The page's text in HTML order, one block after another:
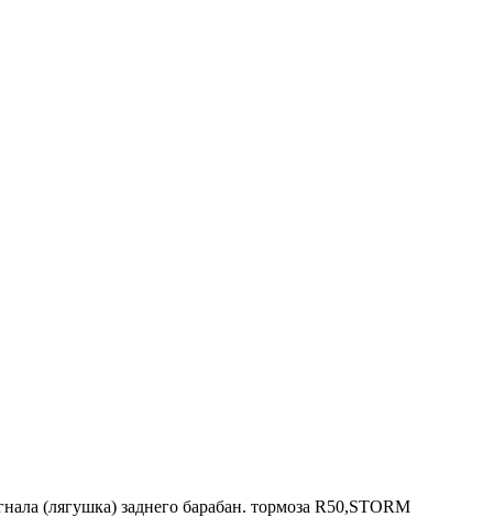
(лягушка) заднего барабан. тормоза R50,STORM